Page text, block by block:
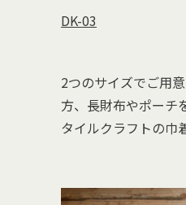
DK-03
2つのサイズでご用
方、長財布やポーチ
タイルクラフトの巾